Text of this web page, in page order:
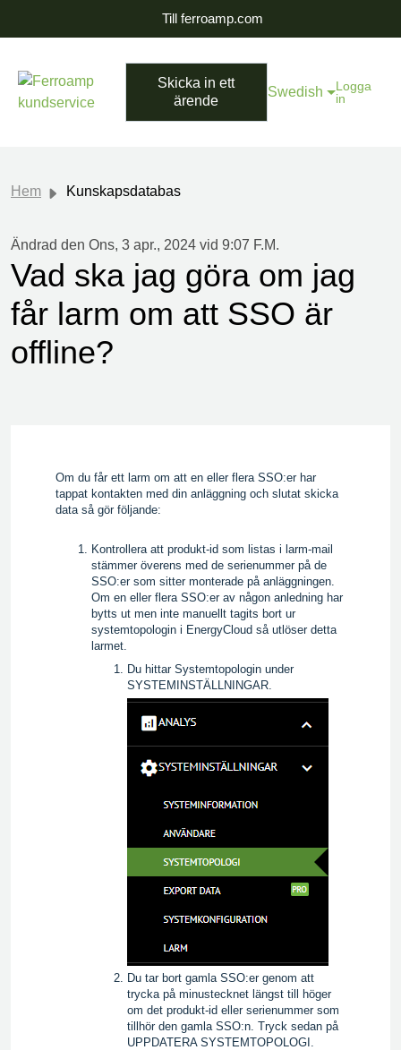
Till ferroamp.com
Skicka in ett
ärende
Swedish
Logga
in
Hem Kunskapsdatabas
Ändrad den Ons, 3 apr., 2024 vid 9:07 F.M.
Vad ska jag göra om jag
får larm om att SSO är
offline?
Om du får ett larm om att en eller flera SSO:er har
tappat kontakten med din anläggning och slutat skicka
data så gör följande:
Kontrollera att produkt-id som listas i larm-mail
stämmer överens med de serienummer på de
SSO:er som sitter monterade på anläggningen.
Om en eller flera SSO:er av någon anledning har
bytts ut men inte manuellt tagits bort ur
systemtopologin i EnergyCloud så utlöser detta
larmet.
Du hittar Systemtopologin under
SYSTEMINSTÄLLNINGAR.
Du tar bort gamla SSO:er genom att
trycka på minustecknet längst till höger
om det produkt-id eller serienummer som
tillhör den gamla SSO:n. Tryck sedan på
UPPDATERA SYSTEMTOPOLOGI.